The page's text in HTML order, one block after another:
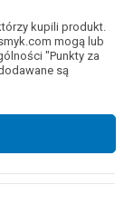
kupili produkt.
mogą lub
"Punkty za
są